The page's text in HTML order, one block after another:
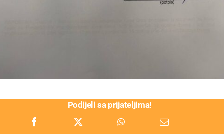
Podijeli sa prijateljima!